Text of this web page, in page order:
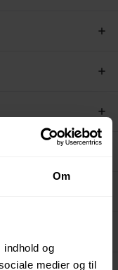
Om
og
medier og til